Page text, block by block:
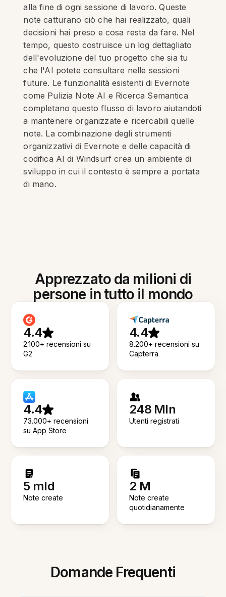
alla fine di ogni sessione di lavoro. Queste
note catturano ciò che hai realizzato, quali
decisioni hai preso e cosa resta da fare. Nel
tempo, questo costruisce un log dettagliato
dell'evoluzione del tuo progetto che sia tu
che l'AI potete consultare nelle sessioni
future. Le funzionalità esistenti di Evernote
come Pulizia Note AI e Ricerca Semantica
completano questo flusso di lavoro aiutandoti
a mantenere organizzate e ricercabili quelle
note. La combinazione degli strumenti
organizzativi di Evernote e delle capacità di
codifica AI di Windsurf crea un ambiente di
sviluppo in cui il contesto è sempre a portata
di mano.
Apprezzato da milioni di
persone in tutto il mondo
4.4
2.100+ recensioni su
G2
4.4
8.200+ recensioni su
Capterra
4.4
73.000+ recensioni
su App Store
248 Mln
Utenti registrati
5 mld
Note create
2 M
Note create
quotidianamente
Domande Frequenti